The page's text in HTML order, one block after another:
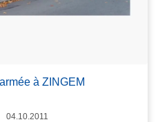
à ZINGEM
04.10.2011